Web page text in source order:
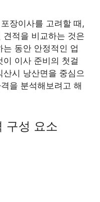
장이사를 고려할 때,
적을 비교하는 것은
동안 안정적인 업
이사 준비의 첫걸
시 낭산면을 중심으
을 분석해보려고 해
구성 요소